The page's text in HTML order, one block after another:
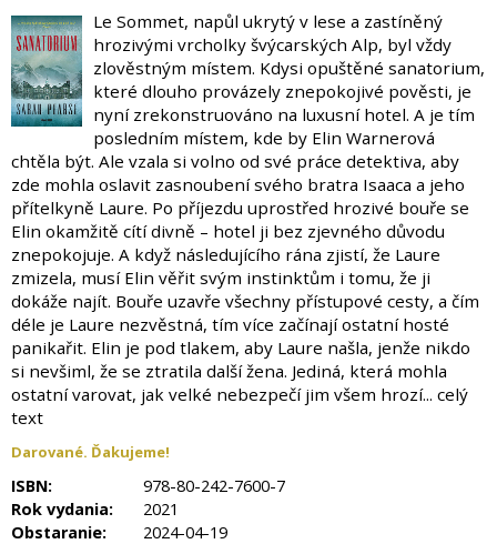
Le Sommet, napůl ukrytý v lese a zastíněný
hrozivými vrcholky švýcarských Alp, byl vždy
zlověstným místem. Kdysi opuštěné sanatorium,
které dlouho provázely znepokojivé pověsti, je
nyní zrekonstruováno na luxusní hotel. A je tím
posledním místem, kde by Elin Warnerová
chtěla být. Ale vzala si volno od své práce detektiva, aby
zde mohla oslavit zasnoubení svého bratra Isaaca a jeho
přítelkyně Laure. Po příjezdu uprostřed hrozivé bouře se
Elin okamžitě cítí divně – hotel ji bez zjevného důvodu
znepokojuje. A když následujícího rána zjistí, že Laure
zmizela, musí Elin věřit svým instinktům i tomu, že ji
dokáže najít. Bouře uzavře všechny přístupové cesty, a čím
déle je Laure nezvěstná, tím více začínají ostatní hosté
panikařit. Elin je pod tlakem, aby Laure našla, jenže nikdo
si nevšiml, že se ztratila další žena. Jediná, která mohla
ostatní varovat, jak velké nebezpečí jim všem hrozí... celý
text
Darované. Ďakujeme!
ISBN:
978-80-242-7600-7
Rok vydania:
2021
Obstaranie:
2024-04-19